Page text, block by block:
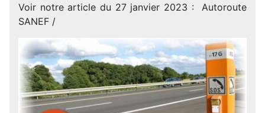
Voir notre article du 27 janvier 2023 : Autoroute
SANEF /